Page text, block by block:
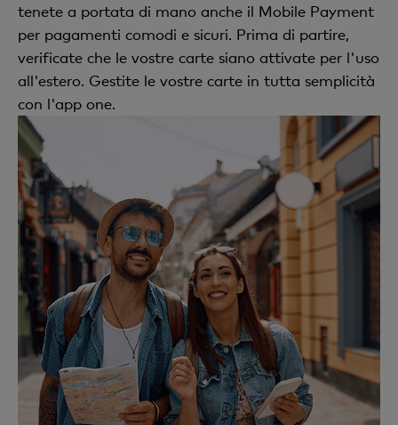
tenete a portata di mano anche il Mobile Payment
per pagamenti comodi e sicuri. Prima di partire,
verificate che le vostre carte siano attivate per l'uso
all'estero. Gestite le vostre carte in tutta semplicità
con l'app one.